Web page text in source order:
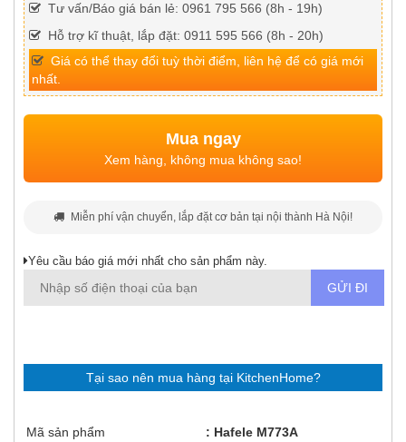
Tư vấn/Báo giá bán lẻ: 0961 795 566 (8h - 19h)
Hỗ trợ kĩ thuật, lắp đặt: 0911 595 566 (8h - 20h)
Giá có thể thay đổi tuỳ thời điểm, liên hệ để có giá mới
nhất.
Mua ngay
Xem hàng, không mua không sao!
Miễn phí vận chuyển, lắp đặt cơ bản tại nội thành Hà Nội!
Yêu cầu báo giá mới nhất cho sản phẩm này.
Tại sao nên mua hàng tại KitchenHome?
Mã sản phẩm Hafele M773A